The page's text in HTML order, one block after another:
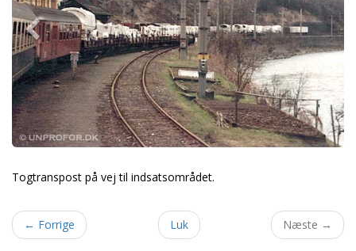
Togtranspost på vej til indsatsområdet.
← Forrige Luk Næste →